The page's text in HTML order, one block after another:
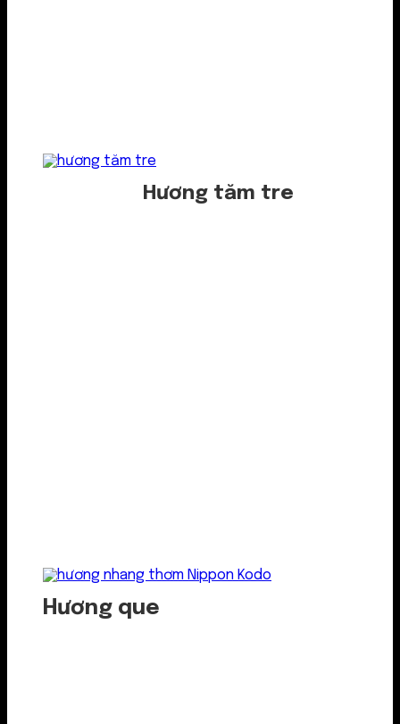
Hương tăm tre
Hương que